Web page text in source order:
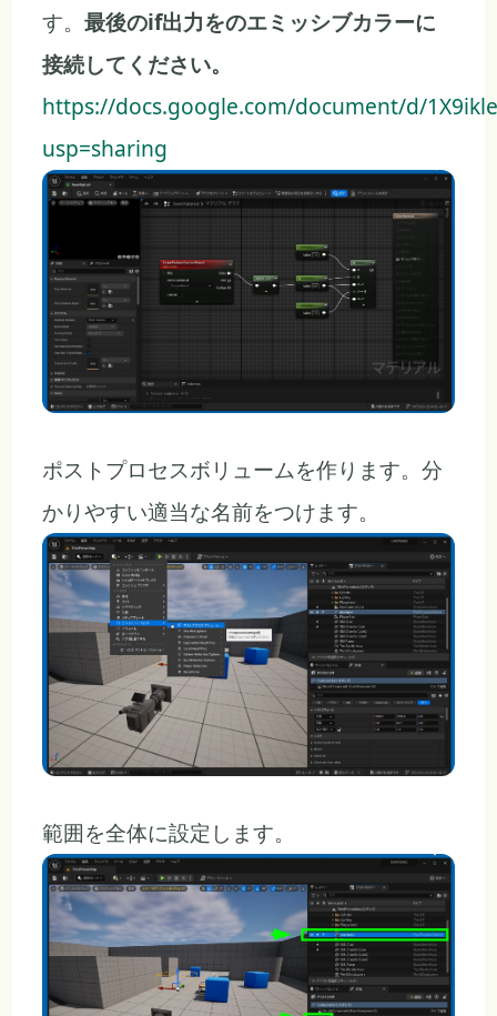
す。最後のif出力をのエミッシブカラーに
接続してください。
https://docs.google.com/document/d/
usp=sharing
ポストプロセスボリュームを作ります。分
かりやすい適当な名前をつけます。
範囲を全体に設定します。